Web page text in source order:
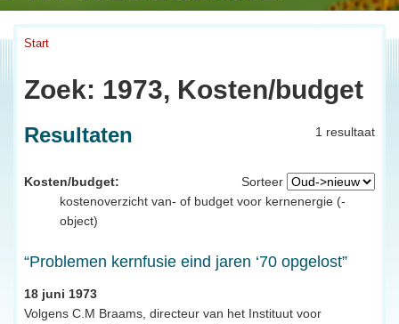
Start
Zoek: 1973, Kosten/budget
1 resultaat
Resultaten
Sorteer
Kosten/budget:
kostenoverzicht van- of budget voor kernenergie (-
object)
“Problemen kernfusie eind jaren ‘70 opgelost”
18 juni 1973
Volgens C.M Braams, directeur van het Instituut voor